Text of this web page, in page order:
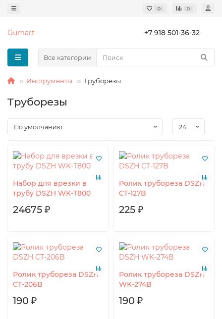
0 0
Gumart +7 918 501-36-32
Все категории
Инструменты Труборезы
Труборезы
Набор для врезки в
трубу DSZH WK-T800
24675 ₽
Ролик трубореза DSZH
CT-127B
225 ₽
Ролик трубореза DSZH
CT-206B
190 ₽
Ролик трубореза DSZH
WK-274B
190 ₽